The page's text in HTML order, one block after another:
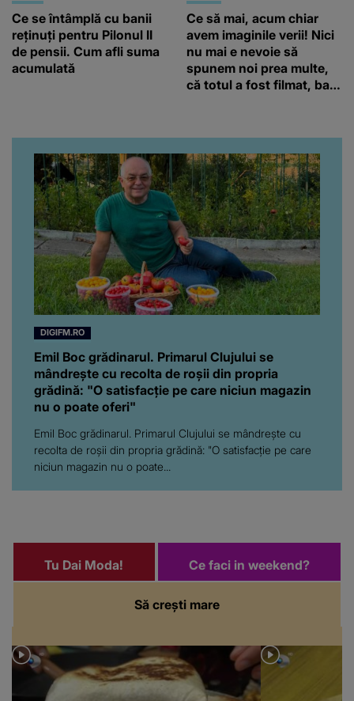
Ce se întâmplă cu banii
reținuți pentru Pilonul II
de pensii. Cum afli suma
acumulată
Ce să mai, acum chiar
avem imaginile verii! Nici
nu mai e nevoie să
spunem noi prea multe,
că totul a fost filmat, ba
da, frumoasa iubită a lui
Florin Ristei e...
DIGIFM.RO
Emil Boc grădinarul. Primarul Clujului se
mândrește cu recolta de roșii din propria
grădină: "O satisfacție pe care niciun magazin
nu o poate oferi"
Emil Boc grădinarul. Primarul Clujului se mândrește cu
recolta de roșii din propria grădină: "O satisfacție pe care
niciun magazin nu o poate...
Să crești mare
Tu Dai Moda! Ce faci in weekend?